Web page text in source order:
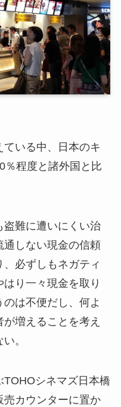
いる中、日本のキ
％程度と諸外国と比
盗難に遭いにくい治
しない現金の信頼
必ずしもネガティ
り一々現金を取り
は不便だし、何よ
増えることを考え
。
シネマズ日本橋
売カウンターに置か